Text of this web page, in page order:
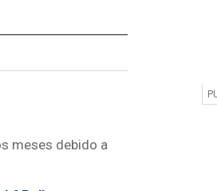
meses debido a